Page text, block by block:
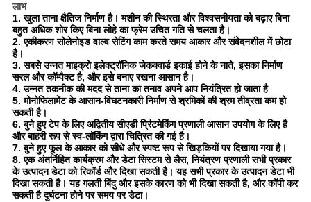
लाभ
1. खुला ताना क्षैतिज निर्माण है। मशीन की स्थिरता और विश्वसनीयता को बढ़ाए बिना
बहुत अधिक शोर किए बिना लोहे का फ्रेम उचित गति से चलता है।
2. एकीकरण सोलेनोइड वाल्व सेटिंग काम करते समय आकार और संवेदनशील में छोटा
है।
3. सबसे उन्नत माइक्रो इलेक्ट्रॉनिक जेकक्वार्ड इकाई होने के नाते, इसका निर्माण
सरल और कॉम्पैक्ट है, और इसे बनाए रखना आसान है।
4. उन्नत तकनीक की मदद से ताना का तनाव अपने आप नियंत्रित हो जाता है
5. मोनोफिलामेंट के आसान-विघटनकारी निर्माण से श्रमिकों की श्रम तीव्रता कम हो
सकती है।
6. बुने हुए टेप के लिए अद्वितीय सीएडी प्रिंटमेकिंग प्रणाली आसान उपयोग के लिए है
और बाहरी रूप से स्व-लॉकिंग द्वारा चित्रित की गई है।
7. बुने हुए फूल के आकार को सीधे और स्पष्ट रूप से खिड़कियों पर दिखाया गया है।
8. एक अंतर्निहित कार्यक्रम और डेटा सिस्टम से लैस, नियंत्रण प्रणाली सभी प्रकार
के उत्पादन डेटा को रिकॉर्ड और दिखा सकती है। यह सभी प्रकार के उत्पादन डेटा भी
दिखा सकती है। यह गलती बिंदु और इसके कारण को भी दिखा सकती है, और कॉपी कर
सकती है दुर्घटना होने पर समय पर डेटा।